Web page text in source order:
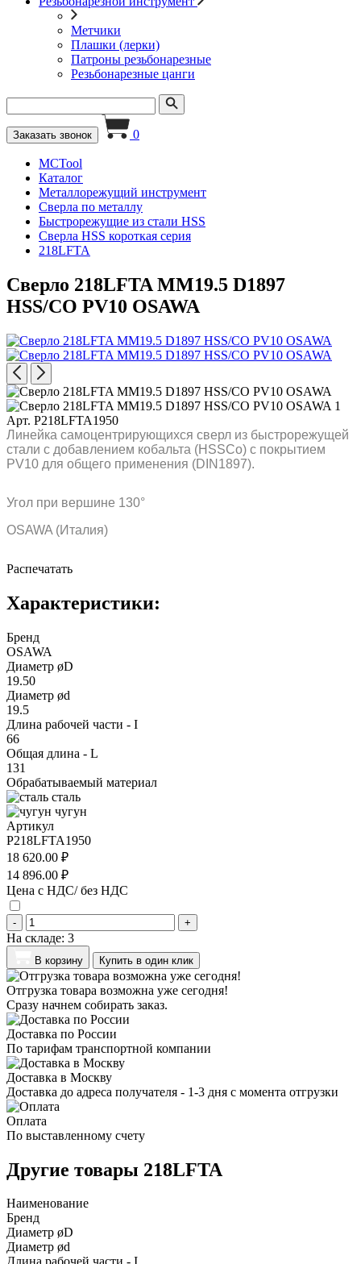
Метчики
Плашки (лерки)
Патроны резьбонарезные
Резьбонарезные цанги
Заказать звонок 0
MCTool
Каталог
Металлорежущий инструмент
Сверла по металлу
Быстрорежущие из стали HSS
Сверла HSS короткая серия
218LFTA
Сверло 218LFTA MM19.5 D1897
HSS/CO PV10 OSAWA
Арт. P218LFTA1950
Линейка самоцентрирующихся сверл из быстрорежущей
стали с добавлением кобальта (HSSCo) c покрытием
PV10 для общего применения (DIN1897).
Угол при вершине 130°
OSAWA (Италия)
Распечатать
Характеристики:
Бренд
OSAWA
Диаметр øD
19.50
Диаметр ød
19.5
Длина рабочей части - I
66
Общая длина - L
131
Обрабатываемый материал
сталь
чугун
Артикул
P218LFTA1950
18 620.00 ₽
14 896.00 ₽
Цена с НДС/ без НДС
- +
На складе: 3
В корзину Купить в один клик
Отгрузка товара возможна уже сегодня!
Сразу начнем собирать заказ.
Доставка по России
По тарифам транспортной компании
Доставка в Москву
Доставка до адреса получателя - 1-3 дня с момента отгрузки
Оплата
По выставленному счету
Другие товары 218LFTA
Наименование
Бренд
Диаметр øD
Диаметр ød